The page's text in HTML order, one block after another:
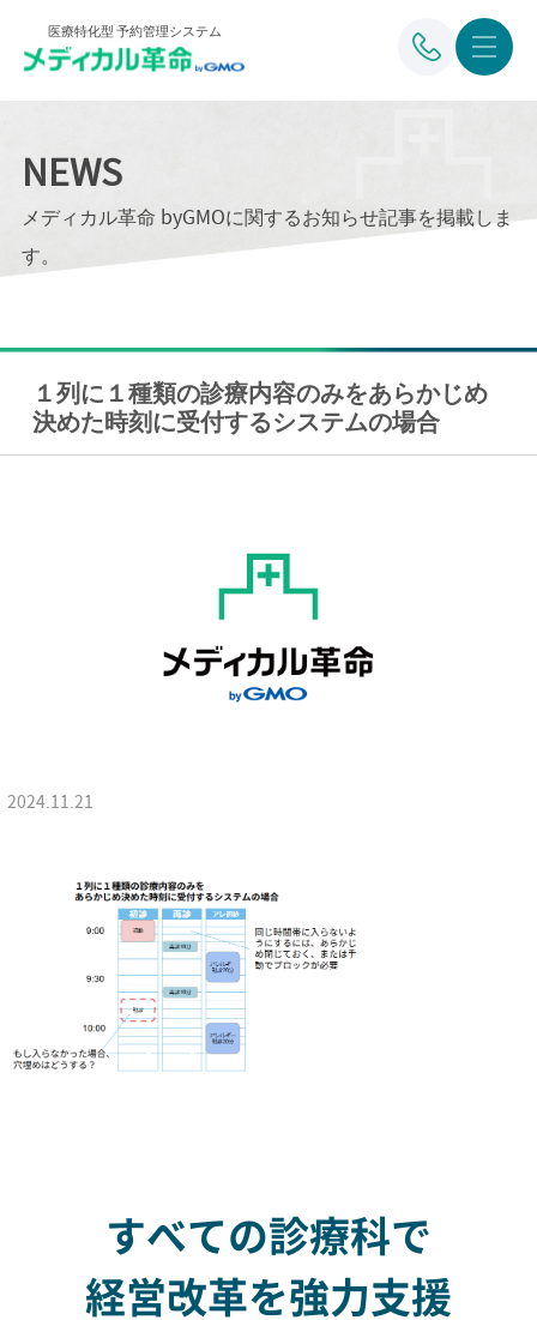
医療特化型 予約管理システム
NEWS
メディカル革命 byGMOに関するお知らせ記事を掲載しま
す。
１列に１種類の診療内容のみをあらかじめ
決めた時刻に受付するシステムの場合
2024.11.21
すべての診療科で
経営改革を強力支援